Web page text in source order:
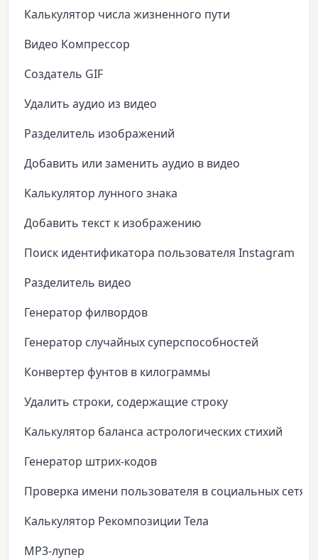
Калькулятор числа жизненного пути
Видео Компрессор
Создатель GIF
Удалить аудио из видео
Разделитель изображений
Добавить или заменить аудио в видео
Калькулятор лунного знака
Добавить текст к изображению
Поиск идентификатора пользователя Instagram
Разделитель видео
Генератор филвордов
Генератор случайных суперспособностей
Конвертер фунтов в килограммы
Удалить строки, содержащие строку
Калькулятор баланса астрологических стихий
Генератор штрих-кодов
Проверка имени пользователя в социальных сетях
Калькулятор Рекомпозиции Тела
MP3-лупер